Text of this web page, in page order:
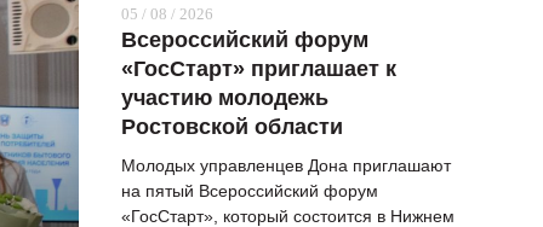
ВОПРОС НЕДЕЛИ
ТАМ И ТУТ
СТИЛЬ ЖИЗНИ
05 / 08 / 2026
Всероссийский форум
«ГосСтарт» приглашает к
участию молодежь
Ростовской области
Молодых управленцев Дона приглашают
на пятый Всероссийский форум
«ГосСтарт», который состоится в Нижнем